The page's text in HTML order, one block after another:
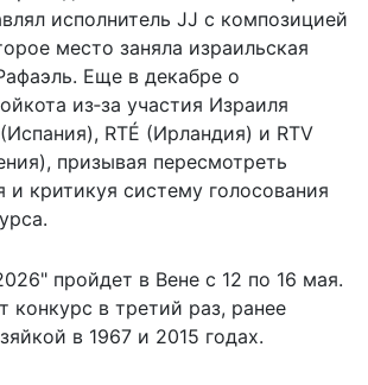
исполнитель JJ с композицией
место заняла израильская
Еще в декабре о
из‑за участия Израиля
RTÉ (Ирландия) и RTV
призывая пересмотреть
и критикуя систему голосования
пройдет в Вене с 12 по 16 мая.
конкурс в третий раз, ранее
в 1967 и 2015 годах.